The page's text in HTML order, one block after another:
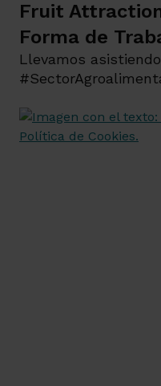
Fruit
Forma de
Llevamos